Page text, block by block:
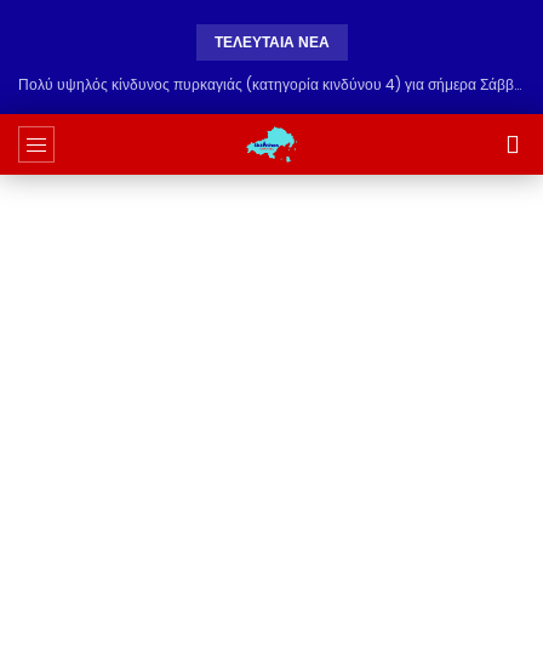
ΤΕΛΕΥΤΑΊΑ ΝΈΑ
Πολύ υψηλός κίνδυνος πυρκαγιάς (κατηγορία κινδύνου 4) για σήμερα Σάββατο 8 Αυγούστου